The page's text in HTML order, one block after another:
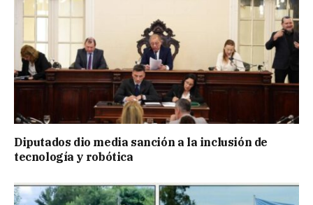
Diputados dio media sanción a la inclusión de
tecnología y robótica